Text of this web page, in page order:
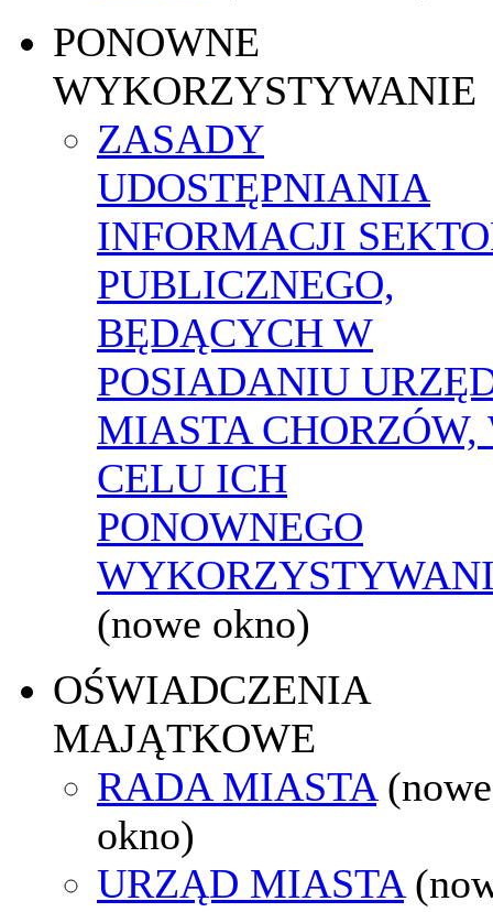
PONOWNE
WYKORZYSTYWANIE
ZASADY
UDOSTĘPNIANIA
INFORMACJI
PUBLICZNEGO,
BĘDĄCYCH W
POSIADANIU
MIASTA CHORZÓW,
CELU ICH
PONOWNEGO
(nowe okno)
OŚWIADCZENIA
MAJĄTKOWE
RADA MIASTA (nowe
okno)
URZĄD MIASTA